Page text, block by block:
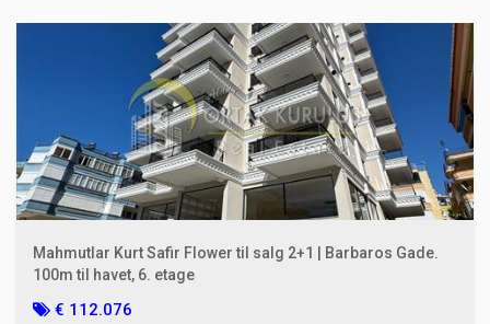
Mahmutlar Kurt Safir Flower til salg 2+1 | Barbaros Gade.
100m til havet, 6. etage
€ 112.076